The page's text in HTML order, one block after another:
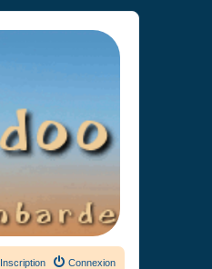
Connexion
Inscription